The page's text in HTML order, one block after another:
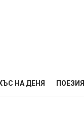
НА ДЕНЯ ПОЕЗИЯ